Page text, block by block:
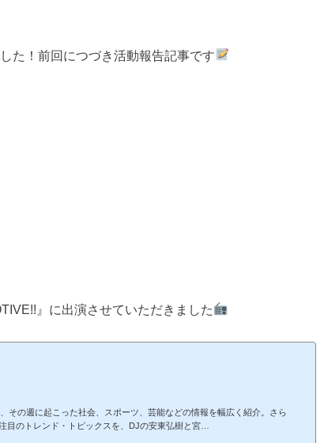
た！前回につづき活動報告記事です
』に出演させていただきました
その週に起こった社会、スポーツ、芸能などの情報を幅広く紹介。さら
目のトレンド・トピックスを、DJの安東弘樹と宮…